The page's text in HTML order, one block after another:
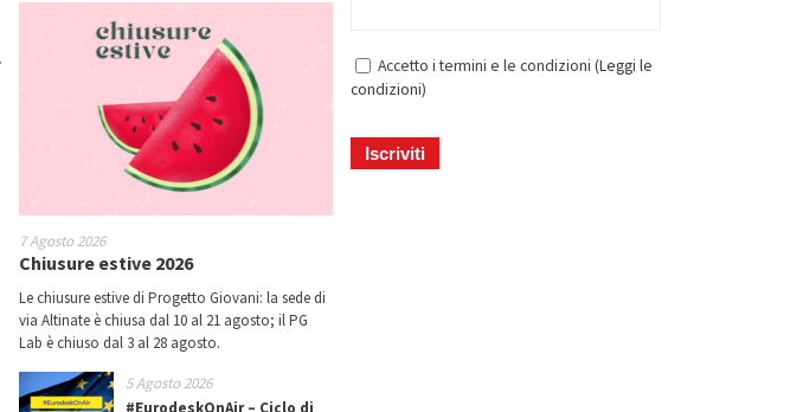
7 Agosto 2026
Chiusure estive 2026
Le chiusure estive di Progetto Giovani: la sede di
via Altinate è chiusa dal 10 al 21 agosto; il PG
Lab è chiuso dal 3 al 28 agosto.
5 Agosto 2026
#EurodeskOnAir – Ciclo di
Accetto i termini e le condizioni (Leggi le
condizioni)